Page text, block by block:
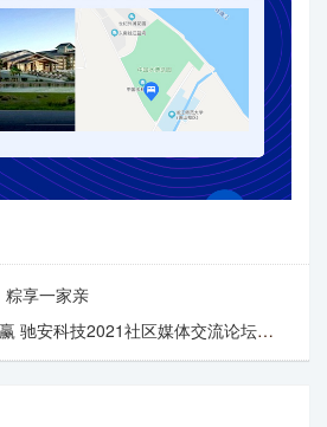
粽享一家亲
驰安科技2021社区媒体交流论坛开幕在即